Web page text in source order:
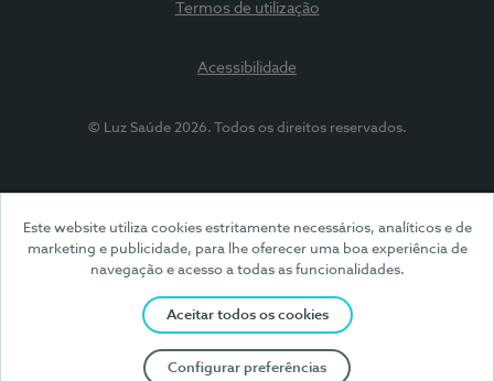
Este website utiliza cookies estritamente necessários, analíticos e de
marketing e publicidade, para lhe oferecer uma boa experiência de
navegação e acesso a todas as funcionalidades.
Aceitar todos os cookies
Configurar preferências
Termos de utilização
Acessibilidade
© Luz Saúde 2026. Todos os direitos reservados.